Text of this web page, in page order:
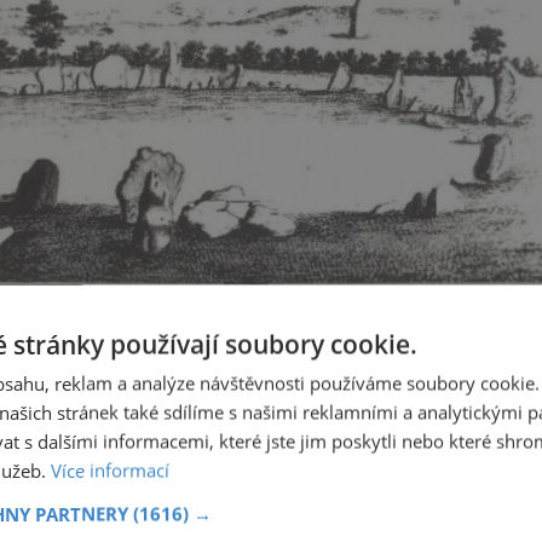
dolmenů na vyobrazení z roku 1645.
na konci osmnáctého století i symbolem protipólu
vesnic zde v určitou noc v roce běhaly nahé a
plodnosti.
stránky používají soubory cookie.
reklam a analýze návštěvnosti používáme soubory
stránek také sdílíme s našimi reklamními a analytickými
s dalšími informacemi, které jste jim poskytli nebo které
Více informací
PARTNERY (1616) →